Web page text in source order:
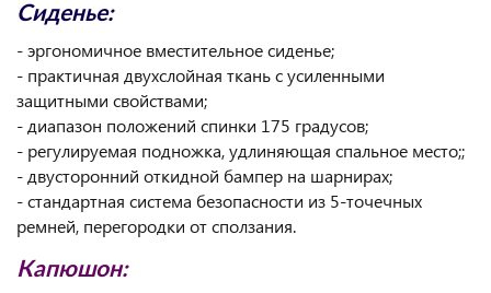
Сиденье:
- эргономичное вместительное сиденье;
- практичная двухслойная ткань с усиленными
защитными свойствами;
- диапазон положений спинки 175 градусов;
- регулируемая подножка, удлиняющая спальное место;;
- двусторонний откидной бампер на шарнирах;
- стандартная система безопасности из 5-точечных
ремней, перегородки от сползания.
Капюшон: